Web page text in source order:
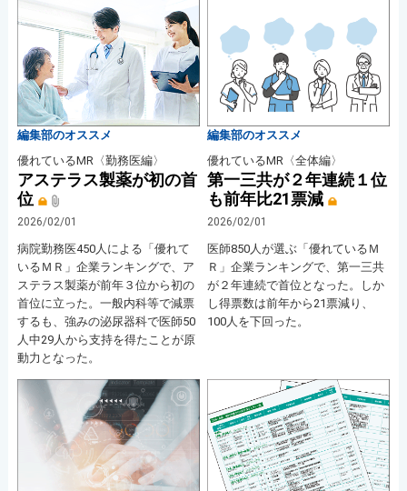
編集部のオススメ
優れているMR〈勤務医編〉
アステラス製薬が初の首
位
2026/02/01
病院勤務医450人による「優れて
いるＭＲ」企業ランキングで、ア
ステラス製薬が前年３位から初の
首位に立った。一般内科等で減票
するも、強みの泌尿器科で医師50
人中29人から支持を得たことが原
動力となった。
編集部のオススメ
優れているMR〈全体編〉
第一三共が２年連続１位
も前年比21票減
2026/02/01
医師850人が選ぶ「優れているＭ
Ｒ」企業ランキングで、第一三共
が２年連続で首位となった。しか
し得票数は前年から21票減り、
100人を下回った。